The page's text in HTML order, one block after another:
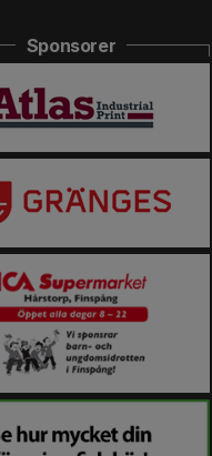
Sponsorer